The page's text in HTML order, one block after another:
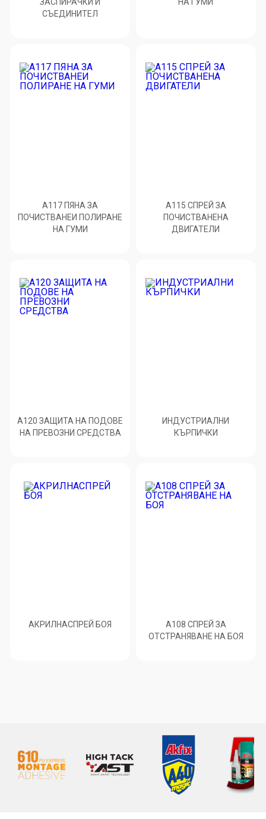
СЪЕДИНИТЕЛ
A117 ПЯНА ЗА
ПОЧИСТВАНЕИ ПОЛИРАНЕ
НА ГУМИ
A115 СПРЕЙ ЗА
ПОЧИСТВАНЕНА
ДВИГАТЕЛИ
A120 ЗАЩИТА НА ПОДОВЕ
НА ПРЕВОЗНИ СРЕДСТВА
ИНДУСТРИАЛНИ
КЪРПИЧКИ
АКРИЛНАСПРЕЙ БОЯ
A108 СПРЕЙ ЗА
ОТСТРАНЯВАНЕ НА БОЯ